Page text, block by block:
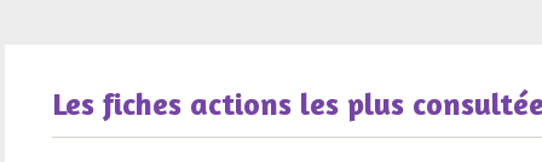
Les fiches actions les plus